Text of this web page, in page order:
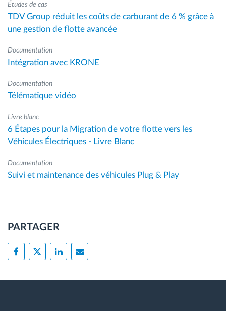
Études de cas
TDV Group réduit les coûts de carburant de 6 % grâce à
une gestion de flotte avancée
Documentation
Intégration avec KRONE
Documentation
Télématique vidéo
Livre blanc
6 Étapes pour la Migration de votre flotte vers les
Véhicules Électriques - Livre Blanc
Documentation
Suivi et maintenance des véhicules Plug & Play
PARTAGER